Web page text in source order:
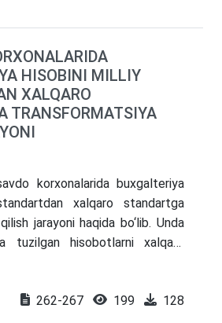
ko‘ra pul oqimlarini
qilish va optimallashtirish
chiqildi.
HISOBINI MILLIY
XALQARO
TRANSFORMATSIYA
korxonalarida buxgalteriya
xalqaro standartga
jarayoni haqida bo‘lib. Unda
tuzilgan hisobotlarni xalqaro
va dolzarb masalalari,
oshirilishi zarur bo‘lgan ishlar
262-267 199 128